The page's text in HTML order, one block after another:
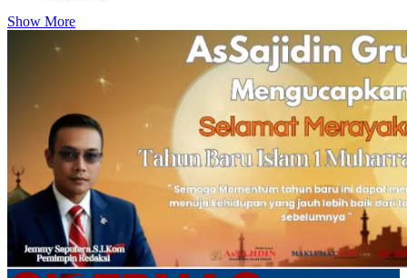
Show More